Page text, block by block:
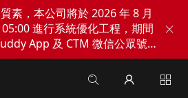
素，本公司將於 2026 年 8 月
進行系統優化工程，期間
App 及 CTM 微信公眾號
不便之處，敬請見諒！